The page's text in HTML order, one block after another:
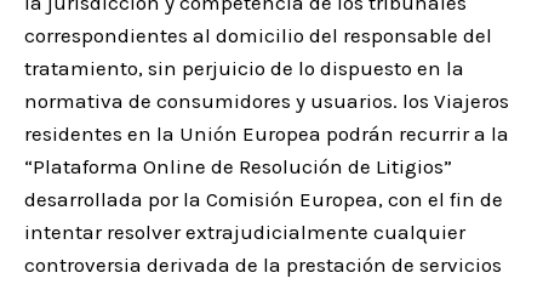
correspondientes al domicilio del responsable del
tratamiento, sin perjuicio de lo dispuesto en la
normativa de consumidores y usuarios. los Viajeros
residentes en la Unión Europea podrán recurrir a la
“Plataforma Online de Resolución de Litigios”
desarrollada por la Comisión Europea, con el fin de
intentar resolver extrajudicialmente cualquier
controversia derivada de la prestación de servicios